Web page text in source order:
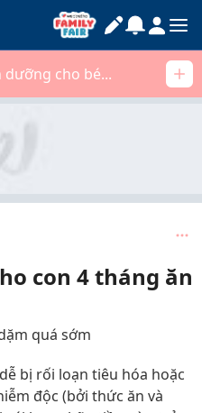
dưỡng cho bé...
con 4 tháng ăn
quá sớm
bị rối loạn tiêu hóa hoặc
độc (bởi thức ăn và